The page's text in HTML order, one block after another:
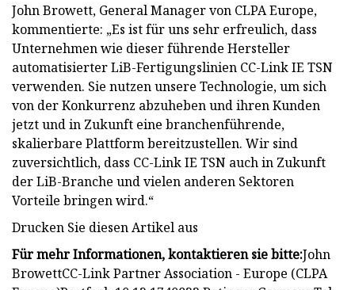
John Browett, General Manager von CLPA Europe,
kommentierte: „Es ist für uns sehr erfreulich, dass
Unternehmen wie dieser führende Hersteller
automatisierter LiB-Fertigungslinien CC-Link IE TSN
verwenden. Sie nutzen unsere Technologie, um sich
von der Konkurrenz abzuheben und ihren Kunden
jetzt und in Zukunft eine branchenführende,
skalierbare Plattform bereitzustellen. Wir sind
zuversichtlich, dass CC-Link IE TSN auch in Zukunft
der LiB-Branche und vielen anderen Sektoren
Vorteile bringen wird.“
Drucken Sie diesen Artikel aus
Für mehr Informationen, kontaktieren sie bitte:John
BrowettCC-Link Partner Association - Europe (CLPA